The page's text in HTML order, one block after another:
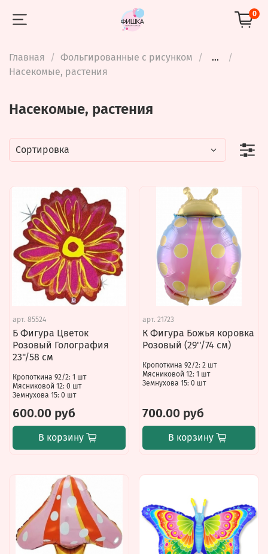
0
Главная Фольгированные с рисунком
...
Насекомые, растения
Насекомые, растения
арт. 85524
Б Фигура Цветок
Розовый Голография
23"/58 см
Кропоткина 92/2: 1 шт
Мясниковой 12: 0 шт
Земнухова 15: 0 шт
600.00 руб
В корзину
арт. 21723
К Фигура Божья коровка
Розовый (29''/74 см)
Кропоткина 92/2: 2 шт
Мясниковой 12: 1 шт
Земнухова 15: 0 шт
700.00 руб
В корзину